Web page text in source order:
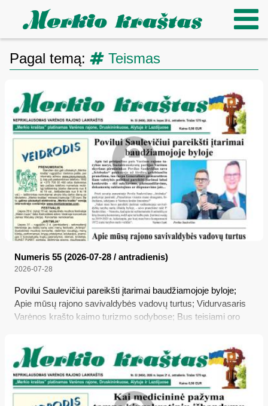
Pagal temą: Teismas
Numeris 55 (2026-07-28 / antradienis)
2026-07-28
Povilui Saulevičiui pareikšti įtarimai baudžiamojoje byloje;
Apie mūsų rajono savivaldybės vadovų turtus; Vidurvasaris
Varėnos krašto kaimo turizmo sodybose; Bus teisiami oro